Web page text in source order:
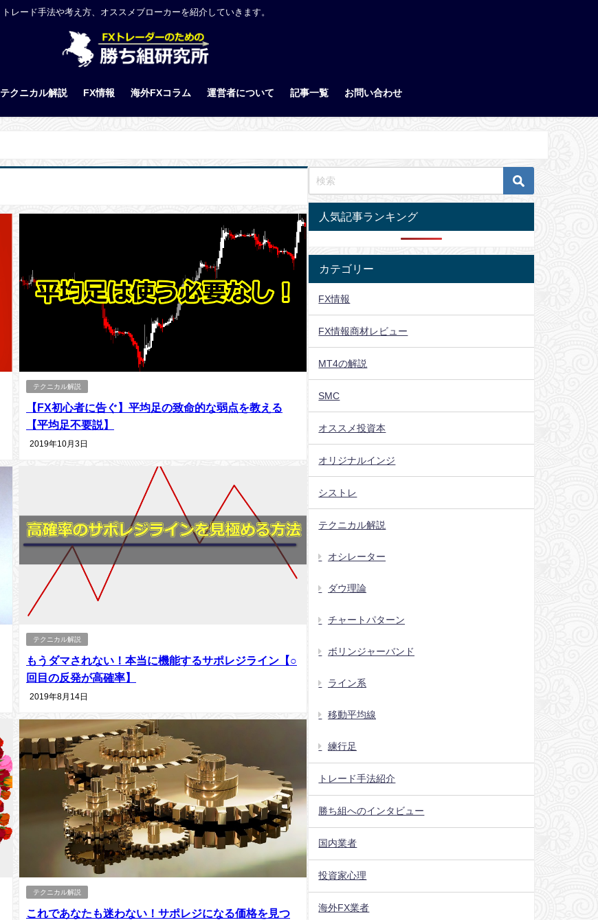
トレード手法や考え方、オススメブローカーを紹介していきます。
テクニカル解説 FX情報 海外FXコラム 運営者について 記事一覧 お問い合わせ
テクニカル解説
【FX初心者に告ぐ】平均足の致命的な弱点を教える
【平均足不要説】
2019年10月3日
テクニカル解説
もうダマされない！本当に機能するサポレジライン【○
回目の反発が高確率】
2019年8月14日
テクニカル解説
これであなたも迷わない！サポレジになる価格を見つ
人気記事ランキング
カテゴリー
FX情報
FX情報商材レビュー
MT4の解説
SMC
オススメ投資本
オリジナルインジ
シストレ
テクニカル解説
オシレーター
ダウ理論
チャートパターン
ボリンジャーバンド
ライン系
移動平均線
練行足
トレード手法紹介
勝ち組へのインタビュー
国内業者
投資家心理
海外FX業者